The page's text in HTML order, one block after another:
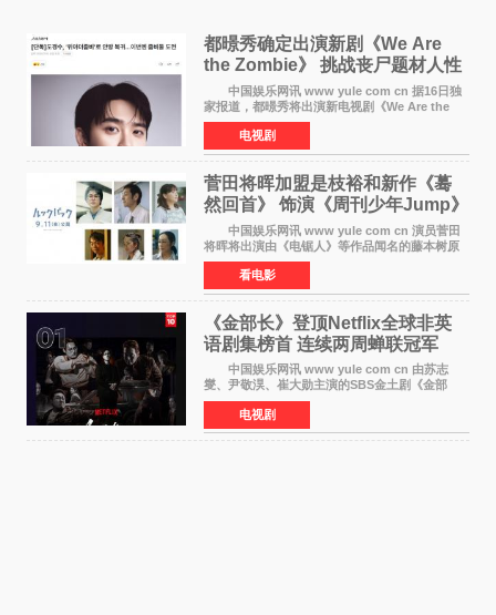
都暻秀确定出演新剧《We Are
the Zombie》 挑战丧尸题材人性
喜剧
中国娱乐网讯 www yule com cn 据16日独
家报道，都暻秀将出演新电视剧《We Are the
Zombie》，在剧中饰演主演金仁钟一角，挑战与
以往丧尸题材截然不同的人性喜剧。 新剧
《We Are t
电视剧
菅田将晖加盟是枝裕和新作《蓦
然回首》 饰演《周刊少年Jump》
编辑
中国娱乐网讯 www yule com cn 演员菅田
将晖将出演由《电锯人》等作品闻名的藤本树原
作漫画改编的电影《蓦然回首》（是枝裕和导
演）。菅田饰演的角色是初中时代两位主人公带
着完成的作品前去
看电影
《金部长》登顶Netflix全球非英
语剧集榜首 连续两周蝉联冠军
中国娱乐网讯 www yule com cn 由苏志
燮、尹敬淏、崔大勋主演的SBS金土剧《金部
长》持续席卷全球，收获海内外观众热烈反
响。 15日，据Netflix官方排行榜网站Tudum
公布的数据，SBS金土剧《
电视剧